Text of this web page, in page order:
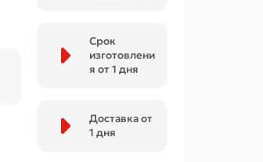
Срок
изготовлени
я от 1 дня
Доставка от
1 дня